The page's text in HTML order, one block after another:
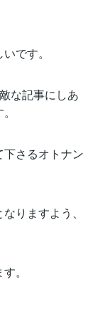
です。
な記事にしあ
さるオトナン
りますよう、
。